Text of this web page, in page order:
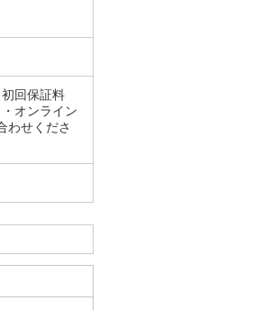
初回保証料
オンライン
わせくださ